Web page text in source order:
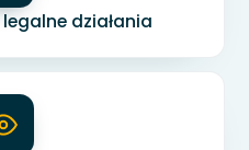
działania